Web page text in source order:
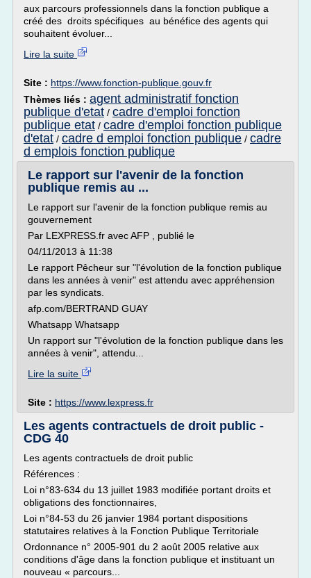
aux parcours professionnels dans la fonction publique a
créé des droits spécifiques au bénéfice des agents qui
souhaitent évoluer...
Lire la suite
Site : https://www.fonction-publique.gouv.fr
Thèmes liés : agent administratif fonction
publique d'etat / cadre d'emploi fonction
publique etat / cadre d'emploi fonction publique
d'etat / cadre d emploi fonction publique / cadre
d emplois fonction publique
Le rapport sur l'avenir de la fonction
publique remis au ...
Le rapport sur l'avenir de la fonction publique remis au
gouvernement
Par LEXPRESS.fr avec AFP , publié le
04/11/2013 à 11:38
Le rapport Pêcheur sur "l'évolution de la fonction publique
dans les années à venir" est attendu avec appréhension
par les syndicats.
afp.com/BERTRAND GUAY
Whatsapp Whatsapp
Un rapport sur "l'évolution de la fonction publique dans les
années à venir", attendu...
Lire la suite
Site : https://www.lexpress.fr
Les agents contractuels de droit public -
CDG 40
Les agents contractuels de droit public
Références :
Loi n°83-634 du 13 juillet 1983 modifiée portant droits et
obligations des fonctionnaires,
Loi n°84-53 du 26 janvier 1984 portant dispositions
statutaires relatives à la Fonction Publique Territoriale
Ordonnance n° 2005-901 du 2 août 2005 relative aux
conditions d'âge dans la fonction publique et instituant un
nouveau « parcours...